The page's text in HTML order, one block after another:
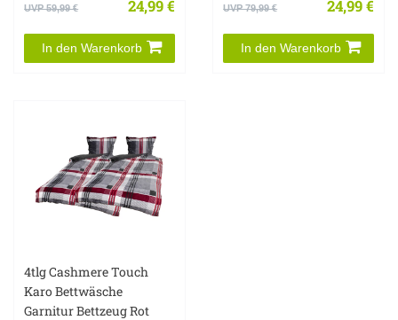
UVP 59,99 € 24,99 €
In den Warenkorb
UVP 79,99 € 24,99 €
In den Warenkorb
4tlg Cashmere Touch
Karo Bettwäsche
Garnitur Bettzeug Rot